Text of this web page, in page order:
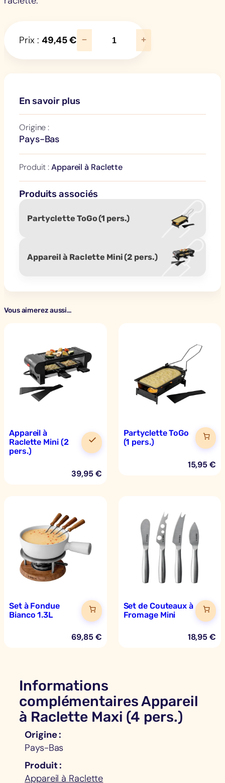
Prix : 49,45€
u
a
i
p
p
a
e
à
t
e
M
4
p
r
− +
En savoir plus
Origine :
Pays-Bas
Produit :Appareil à Raclette
Produits associés
Partyclette ToGo (1 pers.)
Appareil à Raclette Mini (2 pers.)
Vous aimerez aussi…
Appareil à
Raclette Mini (2
pers.)
39,95€
Partyclette ToGo
(1 pers.)
15,95€
Set à Fondue
Bianco 1.3L
69,85€
Set de Couteaux à
Fromage Mini
18,95€
Informations
complémentaires Appareil
à Raclette Maxi (4 pers.)
Origine
Pays-Bas
Produit
Appareil à Raclette